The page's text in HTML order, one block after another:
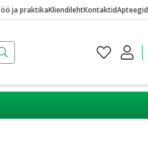
ja praktikaKliendilehtKontaktidApteegid